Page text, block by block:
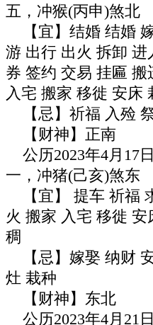
五，冲猴(丙申)煞北
【宜】结婚 结婚
游 出行 出火 拆卸
券 签约 交易 挂匾
入宅 搬家 移徙 安床
【忌】祈福 入殓
【财神】正南
公历2023年4月17
一，冲猪(己亥)煞东
【宜】 提车 祈福
火 搬家 入宅 移徙
稠
【忌】嫁娶 纳财
灶 栽种
【财神】东北
公历2023年4月21